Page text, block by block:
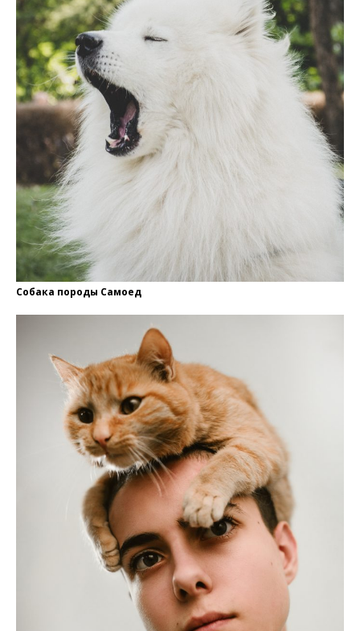
Собака породы Самоед